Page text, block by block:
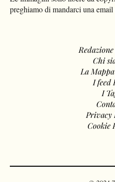
preghiamo di mandarci una email
Chi
La
I feed
I
Privacy
Cookie